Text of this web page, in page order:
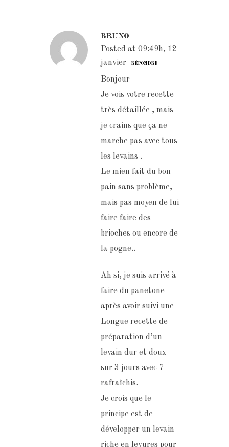
BRUNO
Posted at 09:49h, 12
janvier
RÉPONDRE
Bonjour
Je vois votre recette
très détaillée , mais
je crains que ça ne
marche pas avec tous
les levains .
Le mien fait du bon
pain sans problème,
mais pas moyen de lui
faire faire des
brioches ou encore de
la pogne..
Ah si, je suis arrivé à
faire du panetone
après avoir suivi une
Longue recette de
préparation d’un
levain dur et doux
sur 3 jours avec 7
rafraîchis.
Je crois que le
principe est de
développer un levain
riche en levures pour